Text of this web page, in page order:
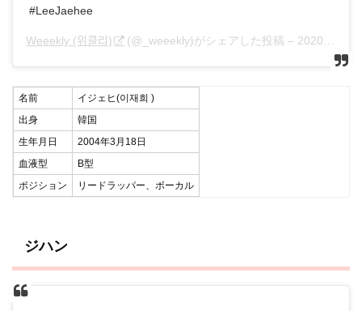
#LeeJaehee
Weeekly (위클리) (@_weeekly)がシェアした投稿 – 2020年 1月月4日午後7時34分PST
名前
イジェヒ(이재희 )
出身
韓国
生年月日
2004年3月18日
血液型
B型
ポジション
リードラッパー、ボーカル
ジハン